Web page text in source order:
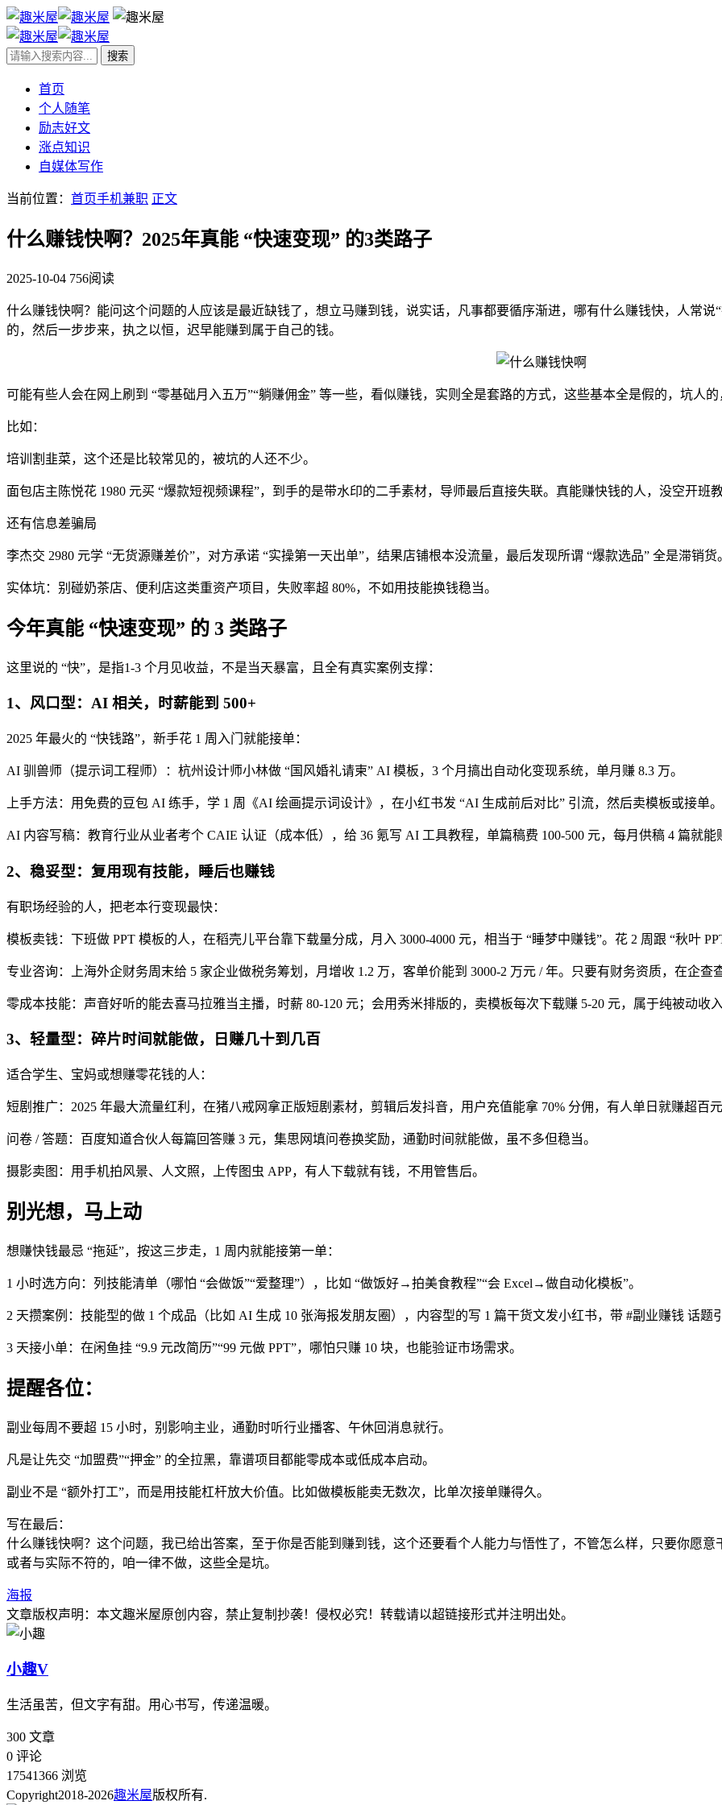
首页
个人随笔
励志好文
涨点知识
自媒体写作
当前位置： 首页手机兼职 正文
什么赚钱快啊？2025年真能 “快速变现” 的3类路子
2025-10-04 756阅读
什么赚钱快啊？能问这个问题的人应该是最近缺钱了，想立马赚到钱，说实话，凡事都要循序渐进，哪有什么赚钱快，人常
的，然后一步步来，执之以恒，迟早能赚到属于自己的钱。
可能有些人会在网上刷到 “零基础月入五万”“躺赚佣金” 等一些，看似赚钱，实则全是套路的方式，这些基本全是假的，坑人的
比如：
培训割韭菜，这个还是比较常见的，被坑的人还不少。
面包店主陈悦花 1980 元买 “爆款短视频课程”，到手的是带水印的二手素材，导师最后直接失联。真能赚快钱的人，没空开班教
还有信息差骗局
李杰交 2980 元学 “无货源赚差价”，对方承诺 “实操第一天出单”，结果店铺根本没流量，最后发现所谓 “爆款选品” 全是滞销货
实体坑：别碰奶茶店、便利店这类重资产项目，失败率超 80%，不如用技能换钱稳当。
今年真能 “快速变现” 的 3 类路子
这里说的 “快”，是指1-3 个月见收益，不是当天暴富，且全有真实案例支撑：
1、风口型：AI 相关，时薪能到 500+
2025 年最火的 “快钱路”，新手花 1 周入门就能接单：
AI 驯兽师（提示词工程师）：杭州设计师小林做 “国风婚礼请柬” AI 模板，3 个月搞出自动化变现系统，单月赚 8.3 万。
上手方法：用免费的豆包 AI 练手，学 1 周《AI 绘画提示词设计》，在小红书发 “AI 生成前后对比” 引流，然后卖模板或接单。
AI 内容写稿：教育行业从业者考个 CAIE 认证（成本低），给 36 氪写 AI 工具教程，单篇稿费 100-500 元，每月供稿 4 篇就能
2、稳妥型：复用现有技能，睡后也赚钱
有职场经验的人，把老本行变现最快：
模板卖钱：下班做 PPT 模板的人，在稻壳儿平台靠下载量分成，月入 3000-4000 元，相当于 “睡梦中赚钱”。花 2 周跟 “秋叶
专业咨询：上海外企财务周末给 5 家企业做税务筹划，月增收 1.2 万，客单价能到 3000-2 万元 / 年。只要有财务资质，在企查
零成本技能：声音好听的能去喜马拉雅当主播，时薪 80-120 元；会用秀米排版的，卖模板每次下载赚 5-20 元，属于纯被动收入
3、轻量型：碎片时间就能做，日赚几十到几百
适合学生、宝妈或想赚零花钱的人：
短剧推广：2025 年最大流量红利，在猪八戒网拿正版短剧素材，剪辑后发抖音，用户充值能拿 70% 分佣，有人单日就赚超百元
问卷 / 答题：百度知道合伙人每篇回答赚 3 元，集思网填问卷换奖励，通勤时间就能做，虽不多但稳当。
摄影卖图：用手机拍风景、人文照，上传图虫 APP，有人下载就有钱，不用管售后。
别光想，马上动
想赚快钱最忌 “拖延”，按这三步走，1 周内就能接第一单：
1 小时选方向：列技能清单（哪怕 “会做饭”“爱整理”），比如 “做饭好→拍美食教程”“会 Excel→做自动化模板”。
2 天攒案例：技能型的做 1 个成品（比如 AI 生成 10 张海报发朋友圈），内容型的写 1 篇干货文发小红书，带 #副业赚钱 话题
3 天接小单：在闲鱼挂 “9.9 元改简历”“99 元做 PPT”，哪怕只赚 10 块，也能验证市场需求。
提醒各位：
副业每周不要超 15 小时，别影响主业，通勤时听行业播客、午休回消息就行。
凡是让先交 “加盟费”“押金” 的全拉黑，靠谱项目都能零成本或低成本启动。
副业不是 “额外打工”，而是用技能杠杆放大价值。比如做模板能卖无数次，比单次接单赚得久。
写在最后：
什么赚钱快啊？这个问题，我已给出答案，至于你是否能到赚到钱，这个还要看个人能力与悟性了，不管怎么样，只要你愿意
或者与实际不符的，咱一律不做，这些全是坑。
海报
文章版权声明：本文趣米屋原创内容，禁止复制抄袭！侵权必究！转载请以超链接形式并注明出处。
小趣V
生活虽苦，但文字有甜。用心书写，传递温暖。
300 文章
0 评论
17541366 浏览
Copyright2018-2026趣米屋版权所有.